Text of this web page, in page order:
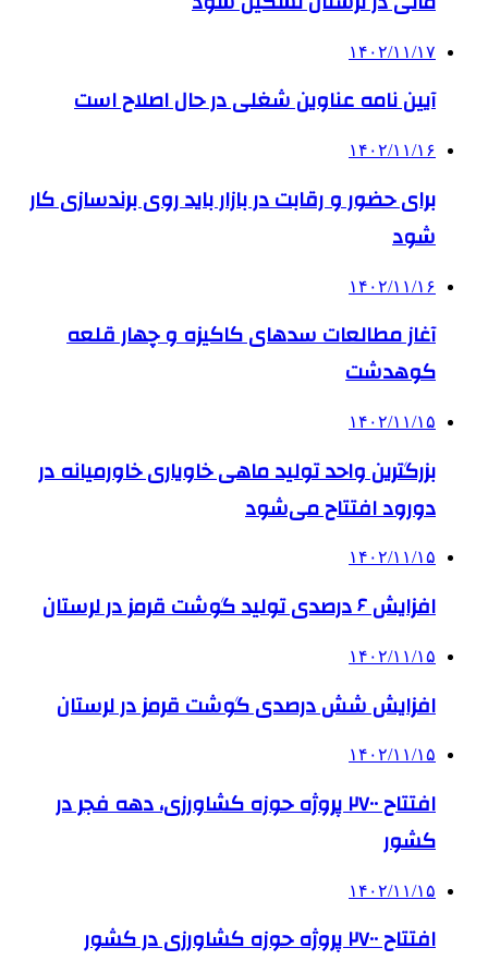
۱۴۰۲/۱۱/۱۷
آیین نامه عناوین شغلی در حال اصلاح است
۱۴۰۲/۱۱/۱۶
برای حضور و رقابت در بازار باید روی برندسازی کار
شود
۱۴۰۲/۱۱/۱۶
آغاز مطالعات سدهای کاکیزه و چهار قلعه
کوهدشت
۱۴۰۲/۱۱/۱۵
بزرگترین واحد تولید ماهی خاویاری خاورمیانه در
دورود افتتاح می‌شود
۱۴۰۲/۱۱/۱۵
افزایش ۶ درصدی تولید گوشت قرمز در لرستان
۱۴۰۲/۱۱/۱۵
افزایش شش درصدی گوشت قرمز در لرستان
۱۴۰۲/۱۱/۱۵
افتتاح ۲۷۰۰ پروژه حوزه کشاورزی، دهه فجر در
کشور
۱۴۰۲/۱۱/۱۵
افتتاح ۲۷۰۰ پروژه حوزه کشاورزی در کشور